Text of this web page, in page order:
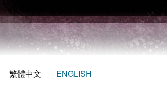
繁體中文 ENGLISH